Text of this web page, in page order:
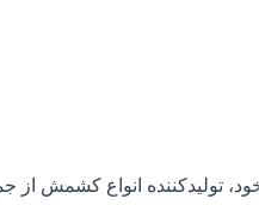
تولیدکننده انواع کشمش از